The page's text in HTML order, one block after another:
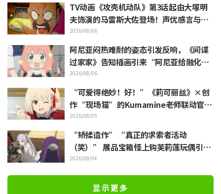
TV动画《攻壳机动队》第3话起由大塚明
夫饰演的马雷斯大佐登场！声优感言与片
尾插画公开
2026/08/06
阿尼亚闷热难耐的姿态引发反响，《间谍
过家家》告知插画引来“阿尼亚给融化
了”
2026/08/06
“可爱得绝妙！好！”《莉可丽丝》×创
作“现场猫”的Kumamine老师联动官宣
引发“好！”反响不断
2026/08/05
“矫揉造作”“真正的求索者活动
（笑）” 展品宝箱怪上钩芙莉莲玩偶引吐
槽如潮《葬送的芙莉莲》
2026/08/04
显示更多